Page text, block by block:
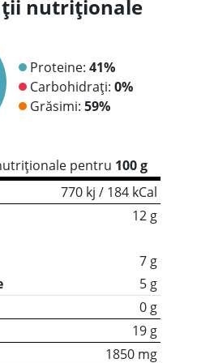
nutriționale
Proteine: 41%
Carbohidrați: 0%
Grăsimi: 59%
pentru 100 g
770 kj / 184 kCal
12 g
7 g
5 g
0 g
19 g
1850 mg